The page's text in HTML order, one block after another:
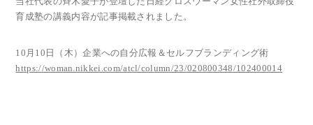
育成塾の講義内容が記事掲載されました。
10月10日（木）企業への自分広報＆セルフブランディング術
https://woman.nikkei.com/atcl/column/23/020800348/102400014